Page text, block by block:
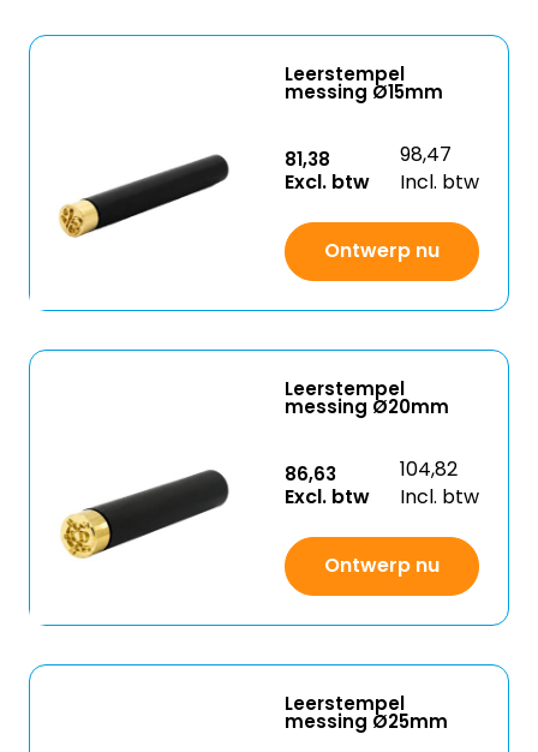
Leerstempel
messing Ø15mm
81,38
Excl. btw
98,47
Incl. btw
Ontwerp nu
Leerstempel
messing Ø20mm
86,63
Excl. btw
104,82
Incl. btw
Ontwerp nu
Leerstempel
messing Ø25mm